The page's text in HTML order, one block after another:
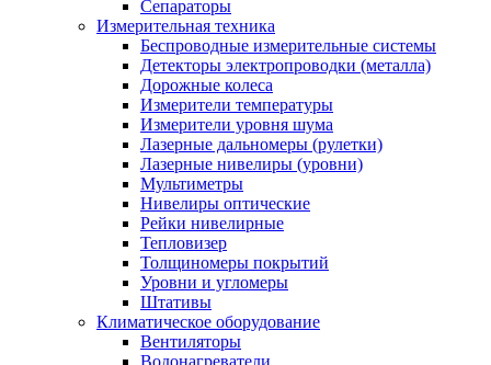
Сепараторы
Измерительная техника
Беспроводные измерительные системы
Детекторы электропроводки (металла)
Дорожные колеса
Измерители температуры
Измерители уровня шума
Лазерные дальномеры (рулетки)
Лазерные нивелиры (уровни)
Мультиметры
Нивелиры оптические
Рейки нивелирные
Тепловизер
Толщиномеры покрытий
Уровни и угломеры
Штативы
Климатическое оборудование
Вентиляторы
Водонагреватели